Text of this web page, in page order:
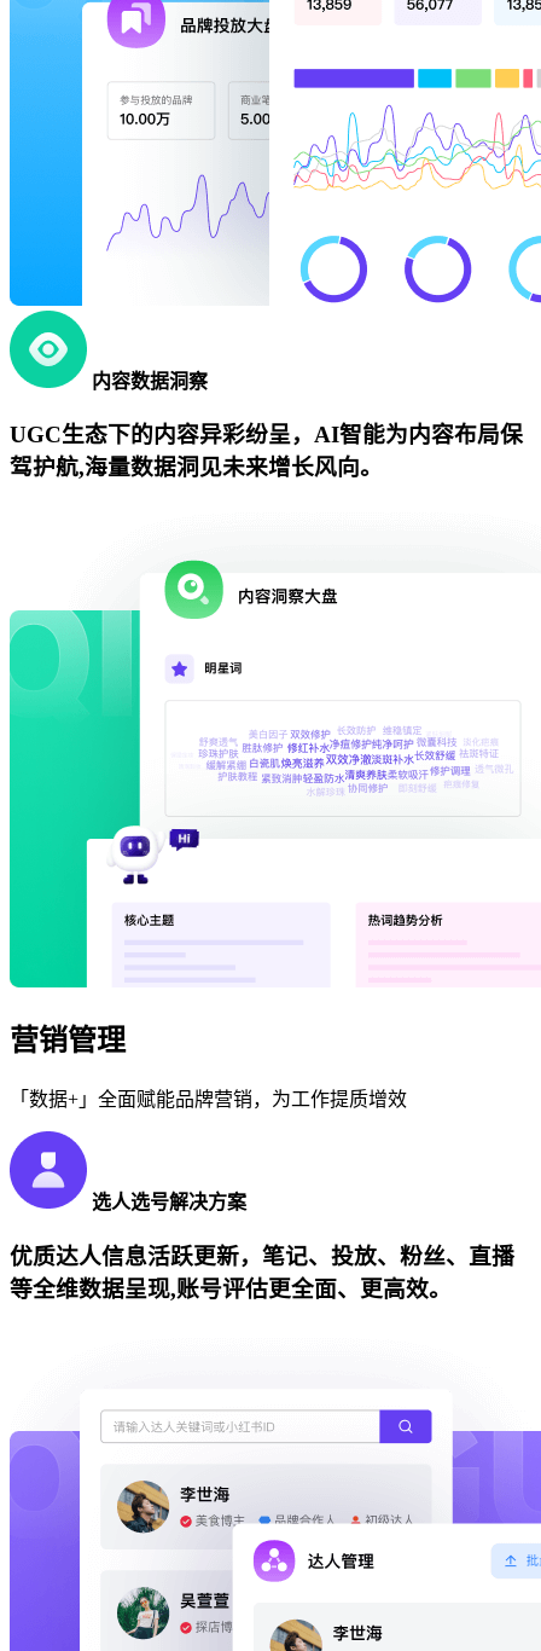
内容数据洞察
UGC生态下的内容异彩纷呈，AI智能为内容布局保
驾护航,海量数据洞见未来增长风向。
营销管理
「数据+」全面赋能品牌营销，为工作提质增效
选人选号解决方案
优质达人信息活跃更新，笔记、投放、粉丝、直播
等全维数据呈现,账号评估更全面、更高效。